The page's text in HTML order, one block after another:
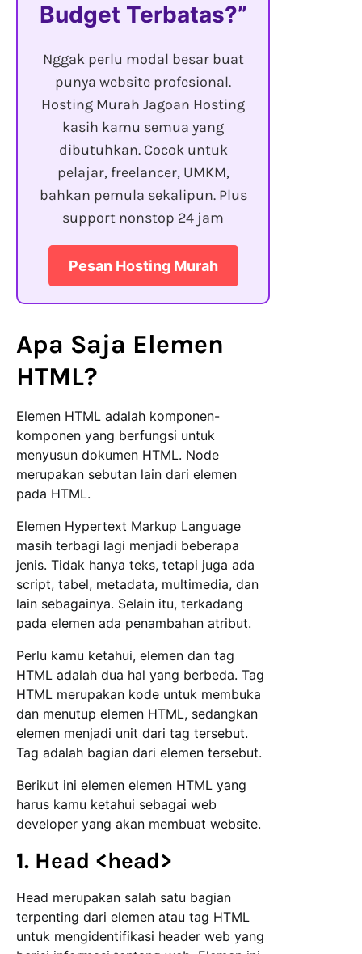
Budget Terbatas?
Nggak perlu modal besar buat
punya website profesional.
Hosting Murah Jagoan Hosting
kasih kamu semua yang
dibutuhkan. Cocok untuk
pelajar, freelancer, UMKM,
bahkan pemula sekalipun. Plus
support nonstop 24 jam
Pesan Hosting Murah
Apa Saja Elemen
HTML?
Elemen HTML adalah komponen-
komponen yang berfungsi untuk
menyusun dokumen HTML. Node
merupakan sebutan lain dari elemen
pada HTML.
Elemen Hypertext Markup Language
masih terbagi lagi menjadi beberapa
jenis. Tidak hanya teks, tetapi juga ada
script, tabel, metadata, multimedia, dan
lain sebagainya. Selain itu, terkadang
pada elemen ada penambahan atribut.
Perlu kamu ketahui, elemen dan tag
HTML adalah dua hal yang berbeda. Tag
HTML merupakan kode untuk membuka
dan menutup elemen HTML, sedangkan
elemen menjadi unit dari tag tersebut.
Tag adalah bagian dari elemen tersebut.
Berikut ini elemen elemen HTML yang
harus kamu ketahui sebagai web
developer yang akan membuat website.
1. Head <head>
Head merupakan salah satu bagian
terpenting dari elemen atau tag HTML
untuk mengidentifikasi header web yang